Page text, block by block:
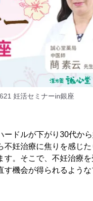
妊活セミナーin銀座
ドルが下がり30代か
妊治療に焦りを感じ
。そこで、不妊治療
機会が得られるよう